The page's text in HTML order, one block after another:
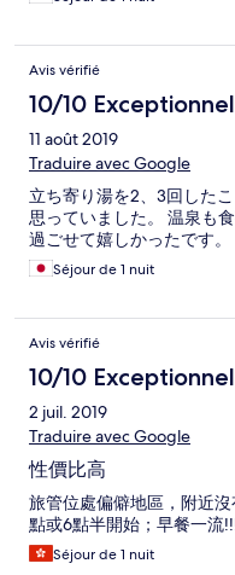
Avis vérifié
10/10 Exceptionnel
11 août 2019
Traduire avec Google
立ち寄り湯を2、3回した
思っていました。 温泉も
過ごせて嬉しかったです。
Séjour de 1 nuit
Avis vérifié
10/10 Exceptionnel
2 juil. 2019
Traduire avec Google
性價比高
旅管位處偏僻地區，附近
點或6點半開始；早餐一流
Séjour de 1 nuit